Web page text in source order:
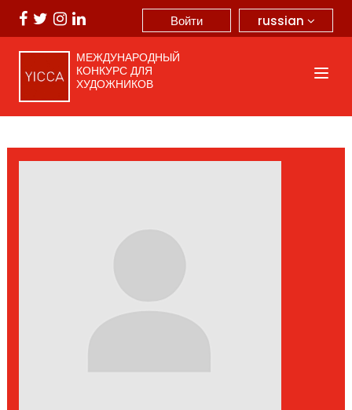
russian
Войти
МЕЖДУНАРОДНЫЙ
КОНКУРС ДЛЯ
ХУДОЖНИКОВ